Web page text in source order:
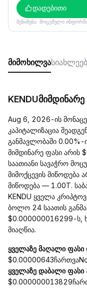
დადებითი
შენიშვნა: მოცემული
მიმოხილვა
KENDUმიმდინარე
Aug 6, 2026-ის
კაპიტალიზაცია
განმავლობაში 0.00%-
მიმდინარე ფასი
საათიანი სავაჭრო
მიმოქცევის
მიწოდება — 1.00T.
KENDU ყველა
ბოლო 24 საათის
$0.000000016299-ს,
მიაღწია.
ყველაზე მაღალი
ყველაზე დაბალი